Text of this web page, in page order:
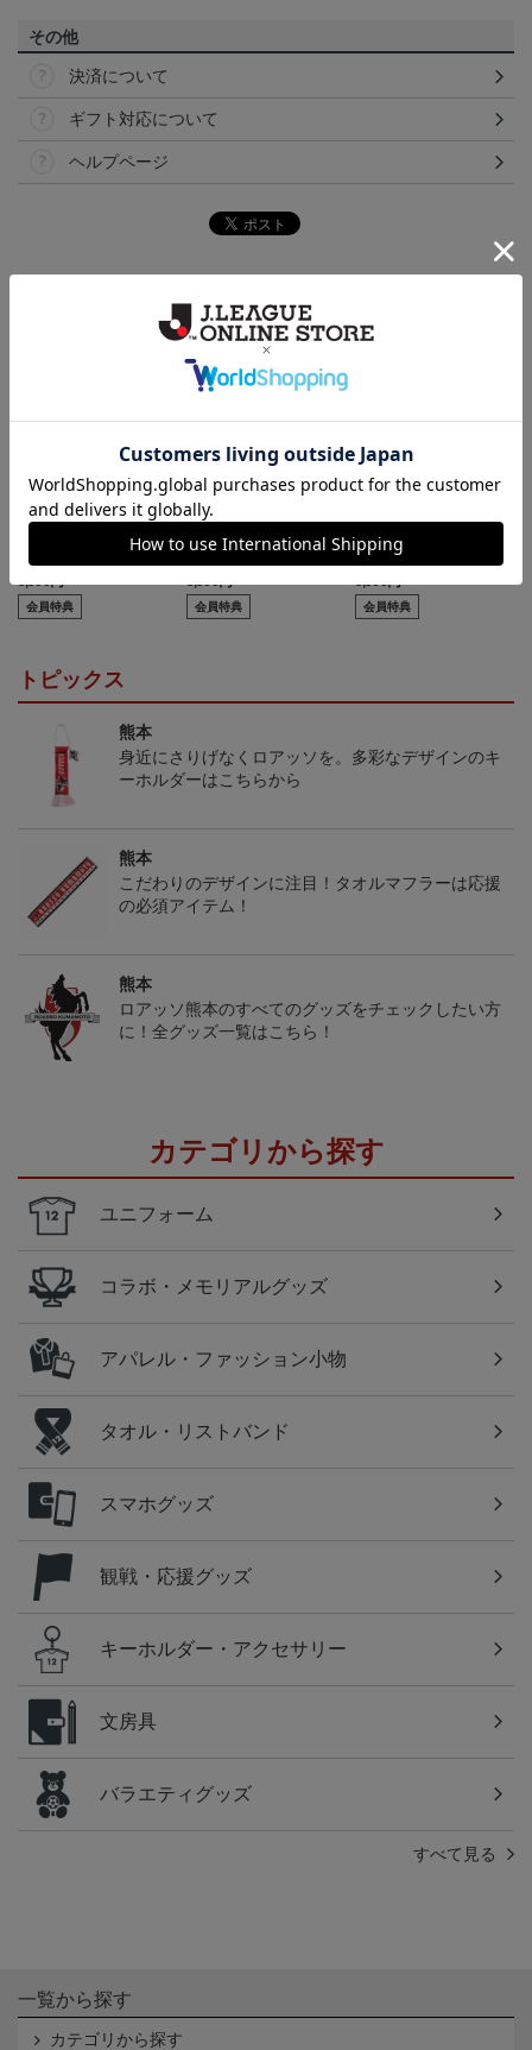
その他
決済について
ギフト対応について
ヘルプページ
5,500円
会員特典
5,500円
会員特典
2026コンフィットシャツ
5,500円
会員特典
トピックス
熊本
身近にさりげなくロアッソを。多彩なデザインのキ
ーホルダーはこちらから
熊本
こだわりのデザインに注目！タオルマフラーは応援
の必須アイテム！
熊本
ロアッソ熊本のすべてのグッズをチェックしたい方
に！全グッズ一覧はこちら！
カテゴリから探す
ユニフォーム
コラボ・メモリアルグッズ
アパレル・ファッション小物
タオル・リストバンド
スマホグッズ
観戦・応援グッズ
キーホルダー・アクセサリー
文房具
バラエティグッズ
すべて見る
一覧から探す
カテゴリから探す